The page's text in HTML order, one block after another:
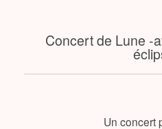
Concert de Lune -
Un concert